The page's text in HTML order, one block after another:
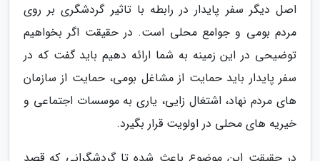
اصل دیگر سفر پایدار در رابطه با تاثیر گردشگری بر روی
مردم بومی و جوامع محلی است. در حقیقت اگر بخواهیم
توضیحی در این زمینه به شما ارائه دهیم باید گفت که در
سفر پایدار باید حمایت از مشاغل بومی، حمایت از سازمان
های مردم نهاد، اشتغال زایی، یاری به موسسات اجتماعی و
خیریه های محلی در اولویت قرار بگیرد.